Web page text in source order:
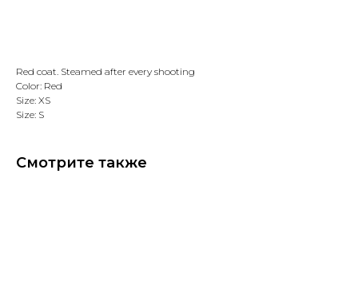
Red coat. Steamed after every shooting
Color: Red
Size: XS
Size: S
Смотрите также